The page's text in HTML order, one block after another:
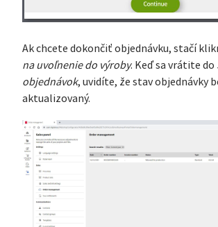
Ak chcete dokončiť objednávku, stačí
na uvoľnenie do výroby. Keď sa vrátite do
objednávok, uvidíte, že stav objednávky
aktualizovaný.